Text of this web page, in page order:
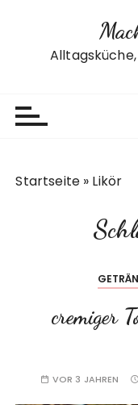
Startseite » Likör
cremiger
VOR 3 JAHREN